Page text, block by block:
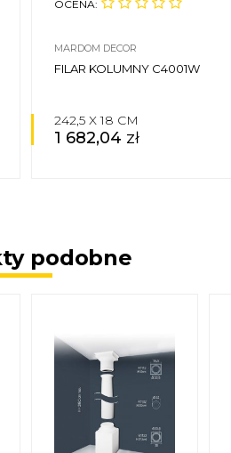
OCENA:
MARDOM DECOR
FILAR KOLUMNY C4001W
242,5 X 18 CM
1 682,04 zł
podobne